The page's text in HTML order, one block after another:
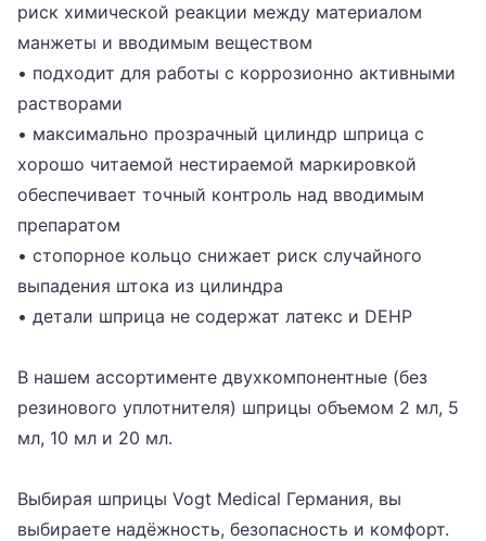
риск химической реакции между материалом
манжеты и вводимым веществом
• подходит для работы с коррозионно активными
растворами
• максимально прозрачный цилиндр шприца с
хорошо читаемой нестираемой маркировкой
обеспечивает точный контроль над вводимым
препаратом
• стопорное кольцо снижает риск случайного
выпадения штока из цилиндра
• детали шприца не содержат латекс и DEHP
В нашем ассортименте двухкомпонентные (без
резинового уплотнителя) шприцы объемом 2 мл, 5
мл, 10 мл и 20 мл.
Выбирая шприцы Vogt Medical Германия, вы
выбираете надёжность, безопасность и комфорт.